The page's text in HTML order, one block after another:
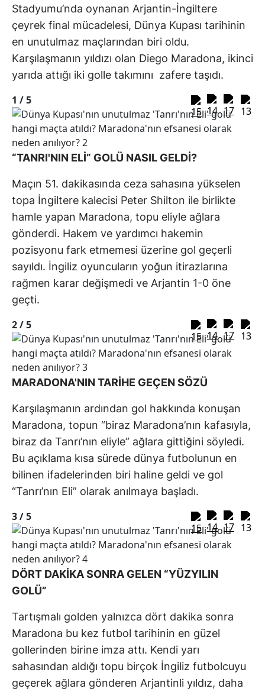
Stadyumu’nda oynanan Arjantin-İngiltere
çeyrek final mücadelesi, Dünya Kupası tarihinin
en unutulmaz maçlarından biri oldu.
Karşılaşmanın yıldızı olan Diego Maradona, ikinci
yarıda attığı iki golle takımını zafere taşıdı.
1 /5
“TANRI'NIN ELİ” GOLÜ NASIL GELDİ?
Maçın 51. dakikasında ceza sahasına yükselen
topa İngiltere kalecisi Peter Shilton ile birlikte
hamle yapan Maradona, topu eliyle ağlara
gönderdi. Hakem ve yardımcı hakemin
pozisyonu fark etmemesi üzerine gol geçerli
sayıldı. İngiliz oyuncuların yoğun itirazlarına
rağmen karar değişmedi ve Arjantin 1-0 öne
geçti.
2 /5
MARADONA'NIN TARİHE GEÇEN SÖZÜ
Karşılaşmanın ardından gol hakkında konuşan
Maradona, topun “biraz Maradona’nın kafasıyla,
biraz da Tanrı’nın eliyle” ağlara gittiğini söyledi.
Bu açıklama kısa sürede dünya futbolunun en
bilinen ifadelerinden biri haline geldi ve gol
“Tanrı’nın Eli” olarak anılmaya başladı.
3 /5
DÖRT DAKİKA SONRA GELEN “YÜZYILIN
GOLÜ”
Tartışmalı golden yalnızca dört dakika sonra
Maradona bu kez futbol tarihinin en güzel
gollerinden birine imza attı. Kendi yarı
sahasından aldığı topu birçok İngiliz futbolcuyu
geçerek ağlara gönderen Arjantinli yıldız, daha